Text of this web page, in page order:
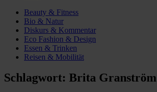
Beauty & Fitness
Bio & Natur
Diskurs & Kommentar
Eco Fashion & Design
Essen & Trinken
Reisen & Mobilität
Schlagwort: Brita Granström